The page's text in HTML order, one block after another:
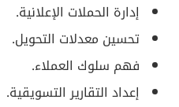
إدارة الحملات الإعلانية.
تحسين معدلات التحويل.
فهم سلوك العملاء.
إعداد التقارير التسويقية.